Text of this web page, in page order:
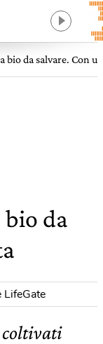
bio da salvare. Con
bio da
LifeGate
coltivati